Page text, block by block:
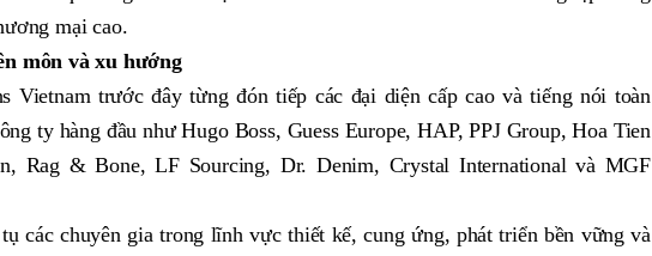
mại cao.
môn và xu hướng
Vietnam trước đây từng đón tiếp các đại diện cấp cao và tiếng nói toàn
ty hàng đầu như Hugo Boss, Guess Europe, HAP, PPJ Group, Hoa Tien
Rag & Bone, LF Sourcing, Dr. Denim, Crystal International và MGF
các chuyên gia trong lĩnh vực thiết kế, cung ứng, phát triển bền vững và